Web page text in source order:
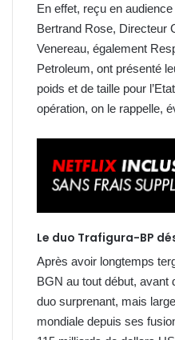
En effet, reçu en
Bertrand Rose, Directeur
Venereau, également
Petroleum, ont présenté
poids et de taille pour
opération, on le rappelle,
Le duo Trafigura-BP
Après avoir longtemps
BGN au tout début, avant
duo surprenant, mais
mondiale depuis ses